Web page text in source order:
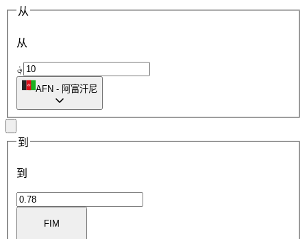
从
从
؋
AFN - 阿富汗尼
到
到
FIM